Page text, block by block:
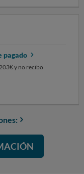
no ejecutado, y en
como posible práctica
pagado
y no recibo